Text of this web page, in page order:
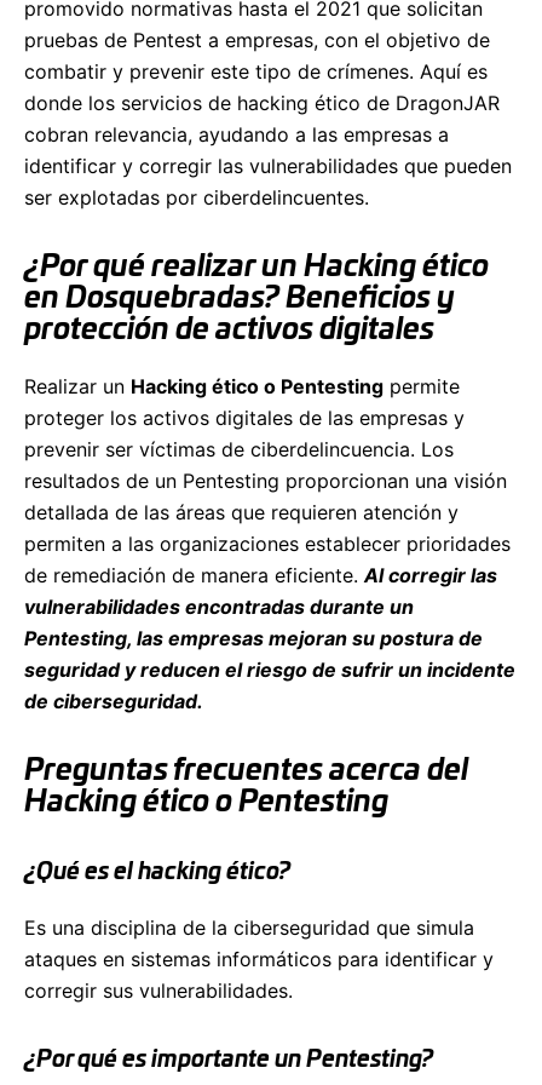
promovido normativas hasta el 2021 que solicitan
pruebas de Pentest a empresas, con el objetivo de
combatir y prevenir este tipo de crímenes. Aquí es
donde los servicios de hacking ético de DragonJAR
cobran relevancia, ayudando a las empresas a
identificar y corregir las vulnerabilidades que pueden
ser explotadas por ciberdelincuentes.
¿Por qué realizar un Hacking ético
en Dosquebradas? Beneficios y
protección de activos digitales
Realizar un Hacking ético o Pentesting permite
proteger los activos digitales de las empresas y
prevenir ser víctimas de ciberdelincuencia. Los
resultados de un Pentesting proporcionan una visión
detallada de las áreas que requieren atención y
permiten a las organizaciones establecer prioridades
de remediación de manera eficiente.Al corregir las
vulnerabilidades encontradas durante un
Pentesting, las empresas mejoran su postura de
seguridad y reducen el riesgo de sufrir un incidente
de ciberseguridad.
Preguntas frecuentes acerca del
Hacking ético o Pentesting
¿Qué es el hacking ético?
Es una disciplina de la ciberseguridad que simula
ataques en sistemas informáticos para identificar y
corregir sus vulnerabilidades.
¿Por qué es importante un Pentesting?